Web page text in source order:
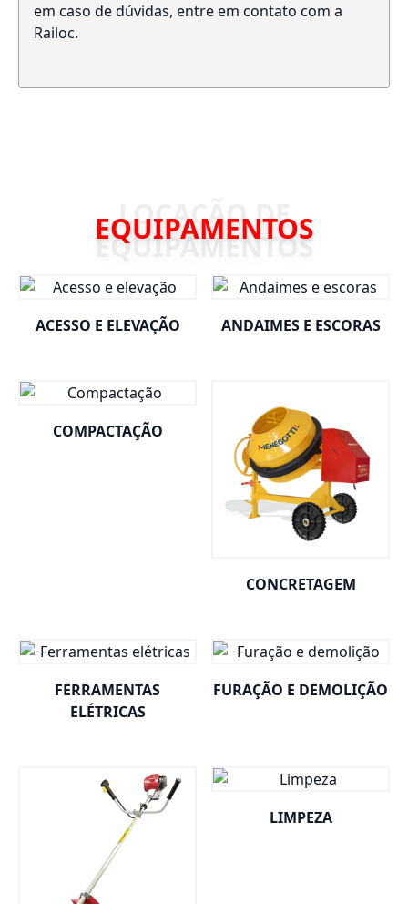
em caso de dúvidas, entre em contato com a
Railoc.
EQUIPAMENTOS
ACESSO E ELEVAÇÃO ANDAIMES E ESCORAS
COMPACTAÇÃO
CONCRETAGEM
FERRAMENTAS
ELÉTRICAS
FURAÇÃO E DEMOLIÇÃO
LIMPEZA